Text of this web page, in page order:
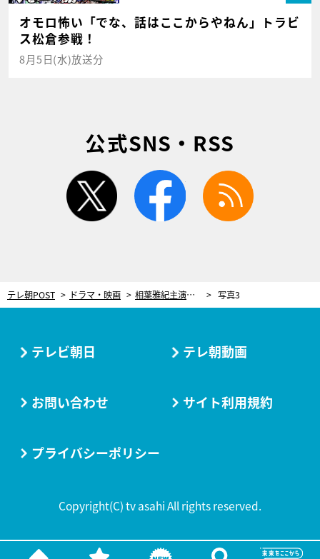
オモロ怖い「でな、話はここからやねん」トラビ
ス松倉参戦！
8月5日(水)放送分
公式SNS・RSS
twitter facebook
テレ朝POST ドラマ・映画 相葉雅紀主演『今日からヒットマン』ついに最終回！最強の敵との“最期の死闘”へ 写真3
テレビ朝日 テレ朝動画
お問い合わせ サイト利用規約
プライバシーポリシー
Copyright(C) tv asahi All rights reserved.